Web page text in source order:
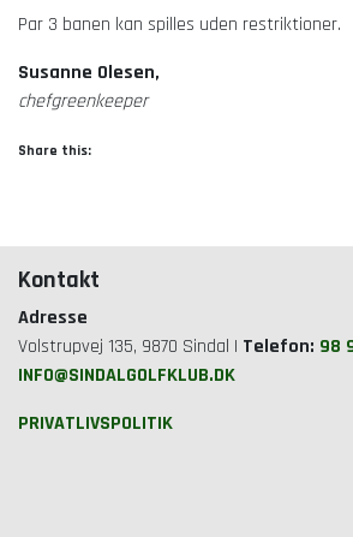
Par 3 banen kan spilles uden restriktioner.
Susanne Olesen,
chefgreenkeeper
Share this:
Kontakt
Adresse
Volstrupvej 135, 9870 Sindal | Telefon: 98
INFO@SINDALGOLFKLUB.DK
PRIVATLIVSPOLITIK